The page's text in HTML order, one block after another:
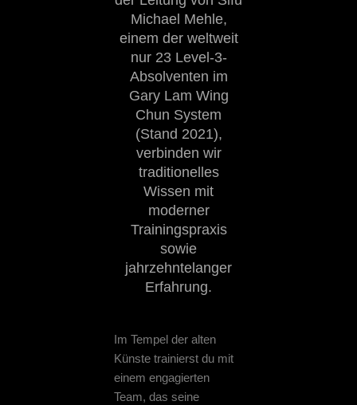
Michael Mehle,
einem der weltweit
nur 23 Level-3-
Absolventen im
Gary Lam Wing
Chun System
(Stand 2021),
verbinden wir
traditionelles
Wissen mit
moderner
Trainingspraxis
sowie
jahrzehntelanger
Erfahrung.
Im Tempel der alten
Künste trainierst du mit
einem engagierten
Team, das seine